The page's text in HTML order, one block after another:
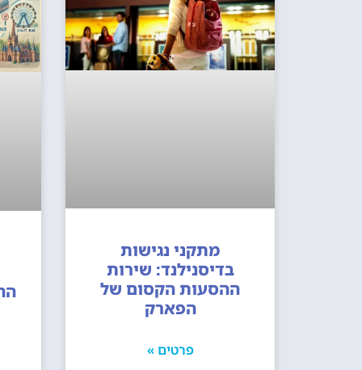
מתקני נגישות
בדיסנילנד: שירות
ההסעות הקסום של
הפארק
פרטים »